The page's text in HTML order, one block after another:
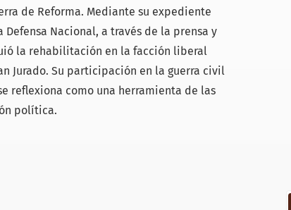
de Reforma. Mediante su expediente
Nacional, a través de la prensa y
la rehabilitación en la facción liberal
Jurado. Su participación en la guerra civil
reflexiona como una herramienta de las
política.